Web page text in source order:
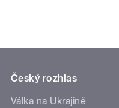
Český rozhlas
Válka na Ukrajině